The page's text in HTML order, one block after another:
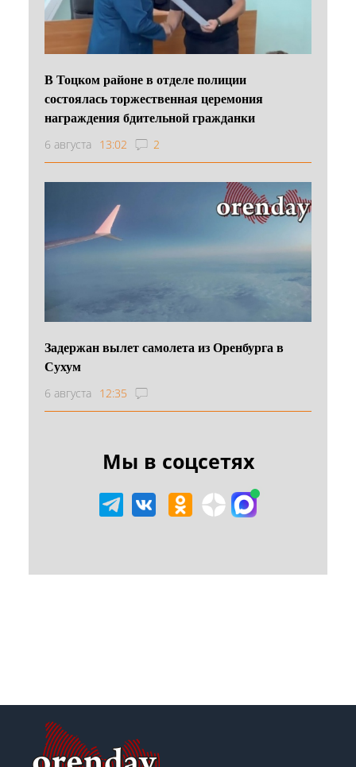
В Тоцком районе в отделе полиции
состоялась торжественная церемония
награждения бдительной гражданки
6 августа 13:02 2
Задержан вылет самолета из Оренбурга в
Сухум
6 августа 12:35
Мы в соцсетях